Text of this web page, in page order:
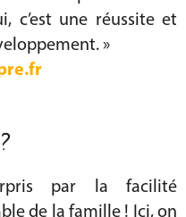
c’est une réussite et
»
par la facilité
de la famille ! Ici, on